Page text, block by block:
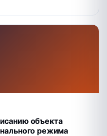
объекта
режима